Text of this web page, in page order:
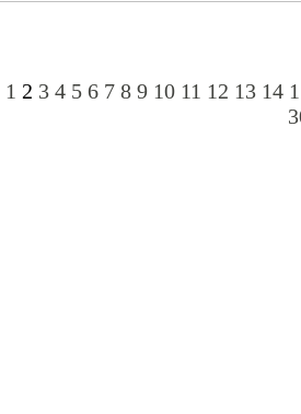
1 2 3 4 5 6 7 8 9 10 11 12 13 14